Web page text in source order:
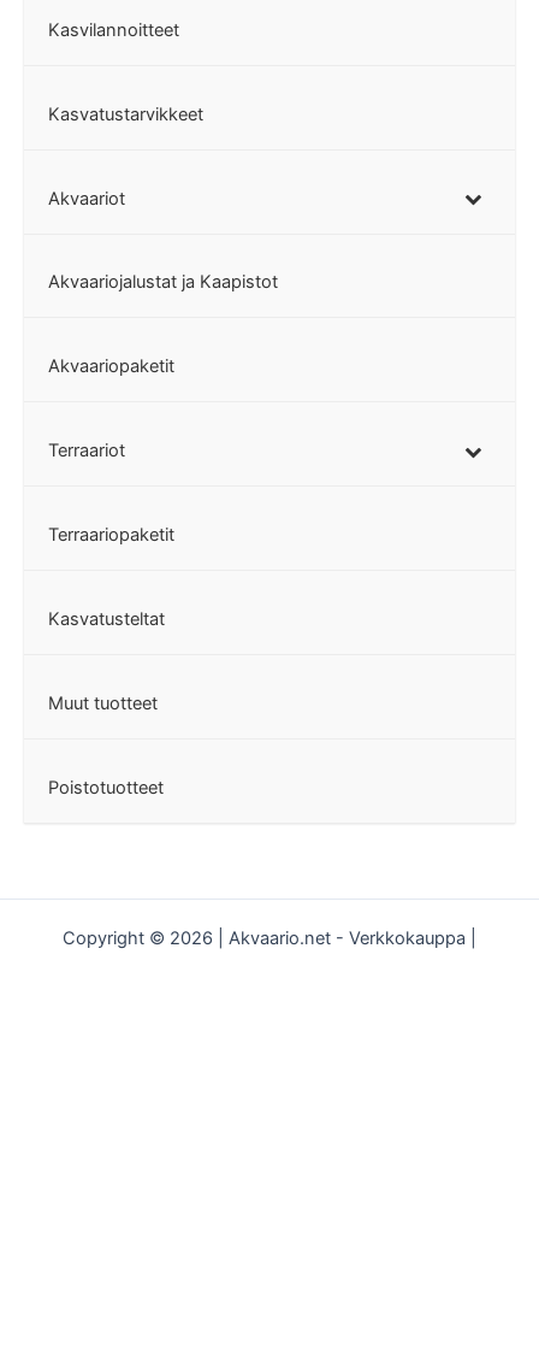
Kasvilannoitteet
Kasvatustarvikkeet
Akvaariot
Akvaariojalustat ja Kaapistot
Akvaariopaketit
Terraariot
Terraariopaketit
Kasvatusteltat
Muut tuotteet
Poistotuotteet
Copyright © 2026 | Akvaario.net - Verkkokauppa |